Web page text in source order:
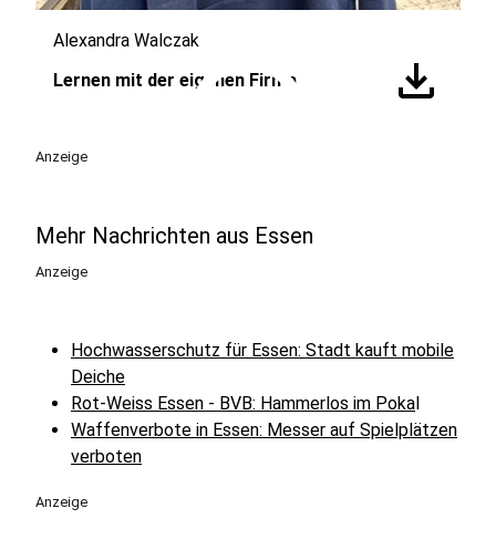
play_circle
Alexandra Walczak
Lernen mit der eigenen Firma
download
Anzeige
Mehr Nachrichten aus Essen
Anzeige
Hochwasserschutz für Essen: Stadt kauft mobile
Deiche
Rot-Weiss Essen - BVB: Hammerlos im Pokal
Waffenverbote in Essen: Messer auf Spielplätzen
verboten
Anzeige